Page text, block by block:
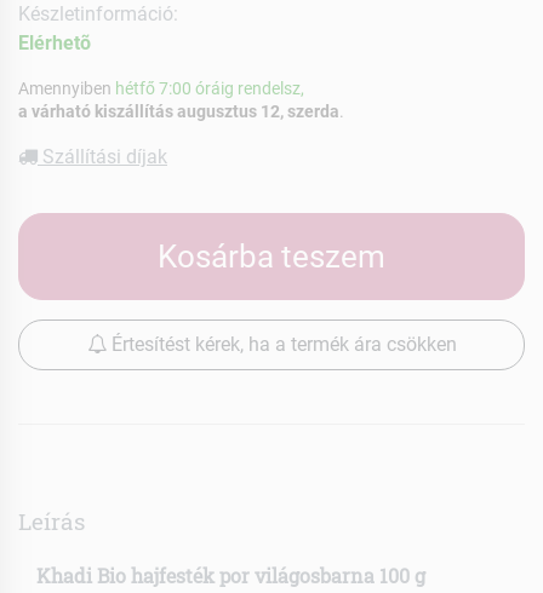
Készletinformáció:
Elérhetõ
Amennyiben hétfő 7:00 óráig rendelsz,
a várható kiszállítás augusztus 12, szerda
Szállítási díjak
Kosárba teszem
Értesítést kérek, ha a termék ára csökken
Leírás
Khadi Bio hajfesték por világosbarna 100 g